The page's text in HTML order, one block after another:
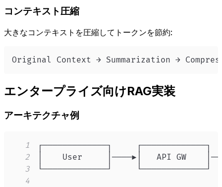
コンテキスト圧縮
大きなコンテキストを圧縮してトークンを節約:
Original Context → Summarization →
エンタープライズ向けRAG実装
アーキテクチャ例
1
2
3
4